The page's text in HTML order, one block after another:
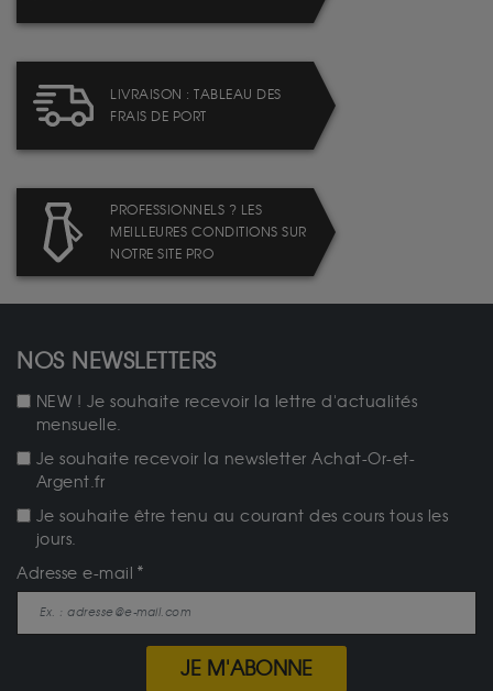
LIVRAISON : TABLEAU DES
FRAIS DE PORT
PROFESSIONNELS ? LES
MEILLEURES CONDITIONS SUR
NOTRE SITE PRO
NOS NEWSLETTERS
NEW ! Je souhaite recevoir la lettre d'actualités
mensuelle.
Je souhaite recevoir la newsletter Achat-Or-et-
Argent.fr
Je souhaite être tenu au courant des cours tous les
jours.
Adresse e-mail
JE M'ABONNE